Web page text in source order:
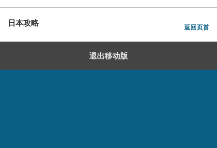
日本攻略 返回页首
退出移动版